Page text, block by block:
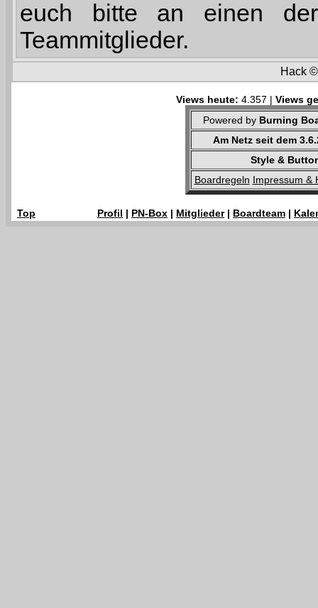
euch bitte an einen
Teammitglieder.
Hack
Views heute: 4.357 | Views
Powered by Burning
Am Netz seit dem
Style &
Boardregeln Impressum &
Top Profil | PN-Box | Mitglieder| Boardteam |